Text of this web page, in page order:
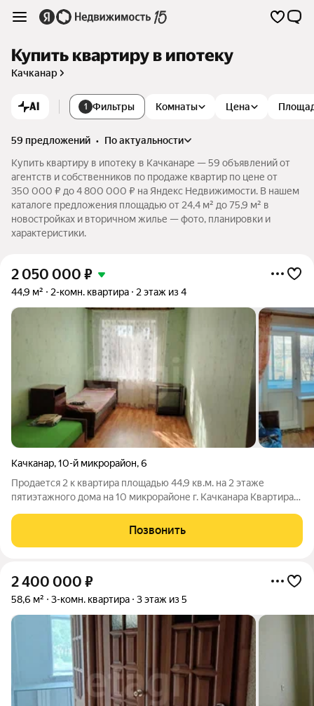
Купить квартиру в ипотеку
Качканар
AI 1 Фильтры Комнаты Цена
59 предложений •
по актуальности
Купить квартиру в ипотеку в Качканаре — 59 объявлений от
агентств и собственников по продаже квартир по цене от
350 000 ₽ до 4 800 000 ₽ на Яндекс Недвижимости. В нашем
каталоге предложения площадью от 24,4 м² до 75,9 м² в
новостройках и вторичном жилье — фото, планировки и
характеристики.
2 050 000 ₽
44,9 м² 2-комн. квартира 2 этаж из 4
Качканар,10-й микрорайон,6
Продается 2 к квартира площадью 44,9 кв.м. на 2 этаже
пятиэтажного дома на 10 микрорайоне г. Качканара Квартира
косметическому ремонту комнаты, кухни, коридора и
санузлов, что обеспечивает
Позвонить
2 400 000 ₽
58,6 м² 3-комн. квартира 3 этаж из 5